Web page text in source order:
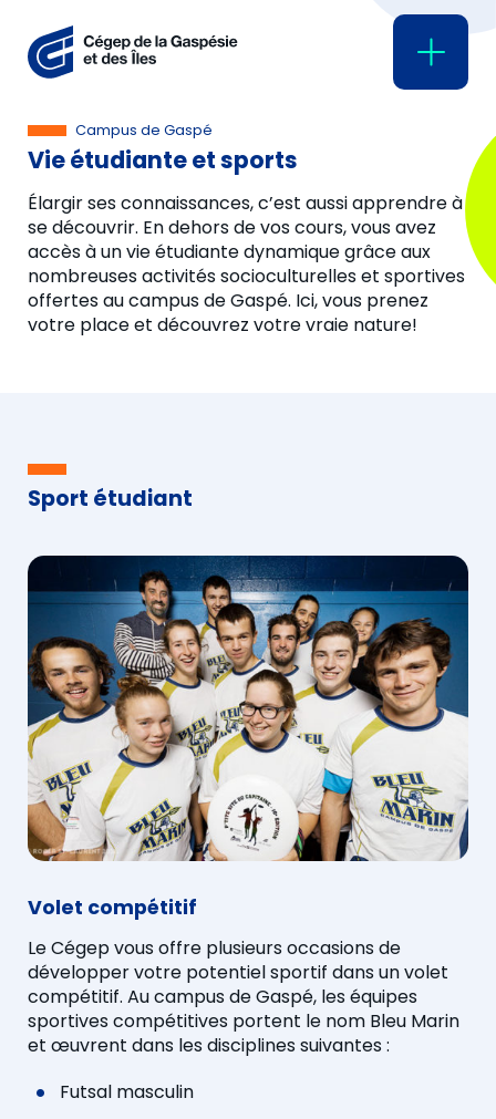
Campus de Gaspé
Vie étudiante et sports
Élargirses connaissances, c’est aussi apprendre à
se découvrir. En dehors devoscours,vousavez
accès à un vie étudiante dynamique grâce aux
nombreusesactivitéssocioculturelleset sportives
offertes au campus de Gaspé. Ici,vous prenez
votre place et découvrez votrevraie nature!
Sport étudiant
Volet compétitif
Le Cégep vous offre plusieurs occasions de
développer votre potentiel sportif dans un volet
compétitif. Au campus de Gaspé, les équipes
sportives compétitives portent le nom Bleu Marin
et œuvrent dans les disciplines suivantes :
Futsal masculin